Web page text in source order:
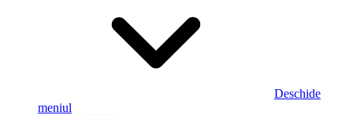
Deschide
meniul